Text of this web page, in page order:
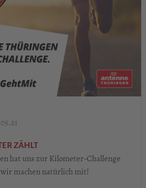
ZÄHLT
hat uns zur Kilometer-Challenge
machen natürlich mit!